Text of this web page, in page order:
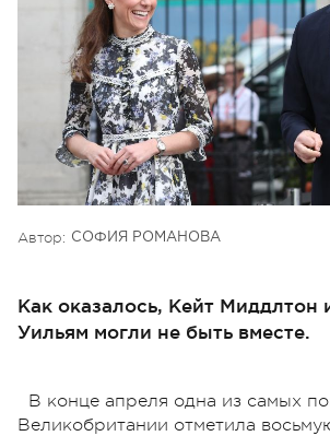
Автор: СОФИЯ РОМАНОВА
Как оказалось, Кейт Миддлтон
Уильям могли не быть вместе.
В конце апреля одна из самых
Великобритании отметила